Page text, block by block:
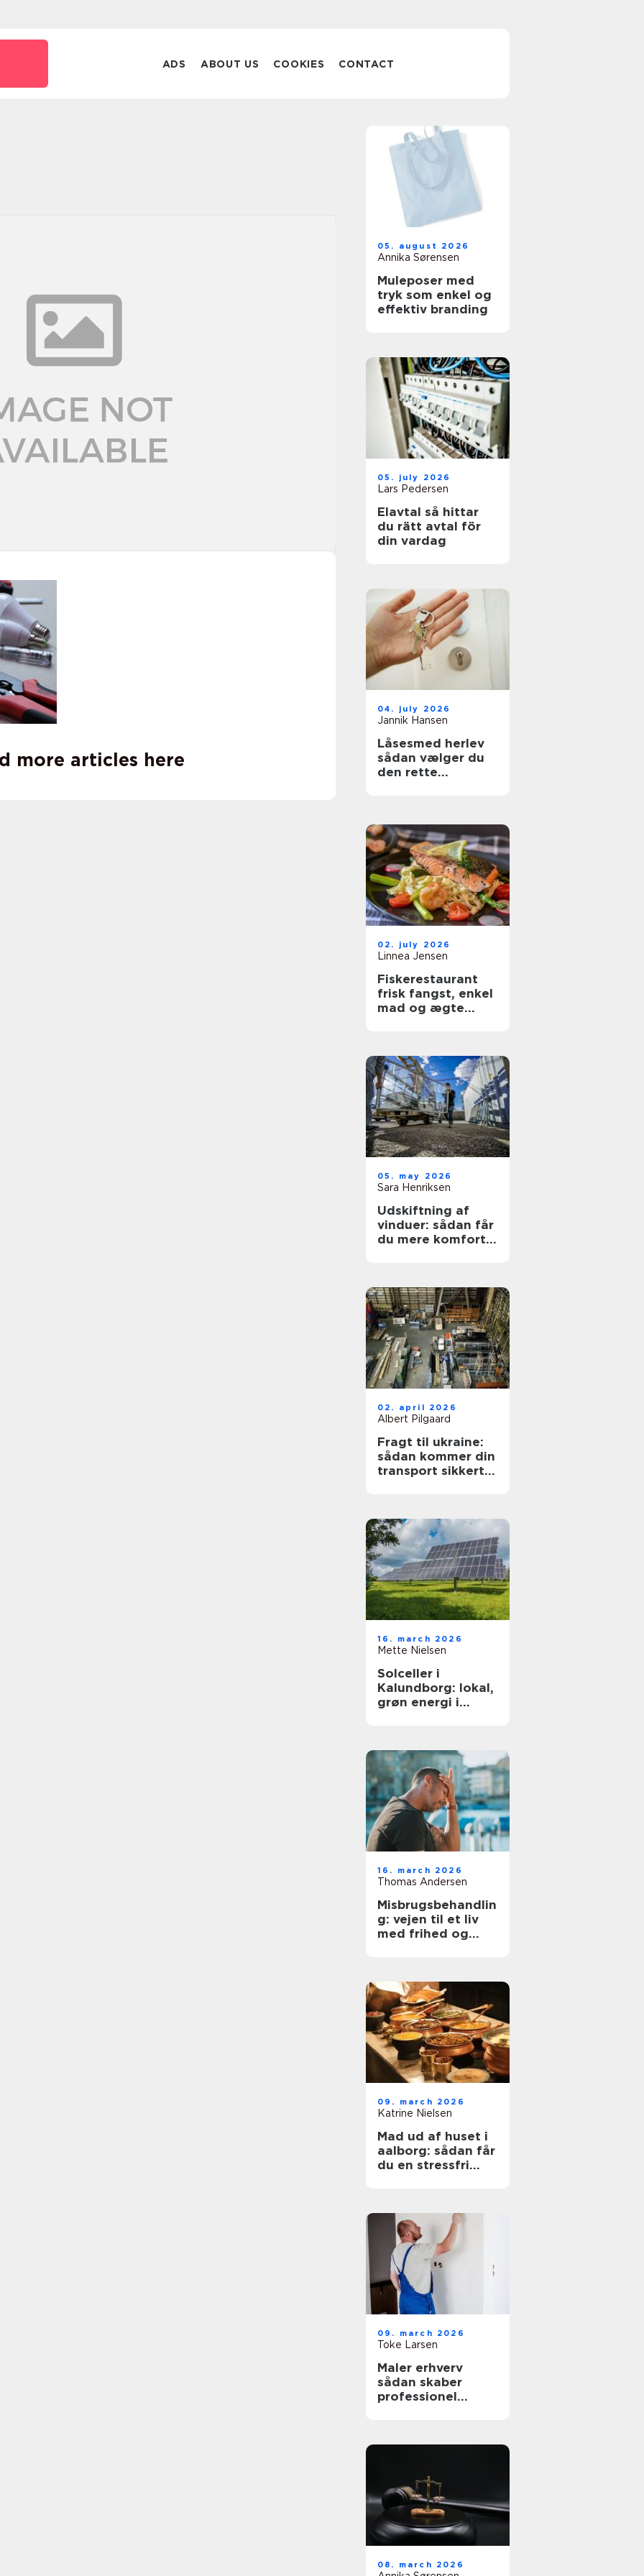
ADS ABOUT US COOKIES CONTACT
more articles here
05. august 2026
Annika Sørensen
Muleposer med
tryk som enkel og
effektiv branding
05. july 2026
Lars Pedersen
Elavtal så hittar
du rätt avtal för
din vardag
04. july 2026
Jannik Hansen
Låsesmed herlev
sådan vælger du
den rette
02. july 2026
Linnea Jensen
Fiskerestaurant
frisk fangst, enkel
mad og ægte
05. may 2026
Sara Henriksen
Udskiftning af
vinduer: sådan får
du mere komfort
02. april 2026
Albert Pilgaard
Fragt til ukraine:
sådan kommer din
transport sikkert
16. march 2026
Mette Nielsen
Solceller i
Kalundborg: lokal,
grøn energi i
16. march 2026
Thomas Andersen
Misbrugsbehandlin
g: vejen til et liv
med frihed og
09. march 2026
Katrine Nielsen
Mad ud af huset i
aalborg: sådan får
du en stressfri
09. march 2026
Toke Larsen
Maler erhverv
sådan skaber
professionel
08. march 2026